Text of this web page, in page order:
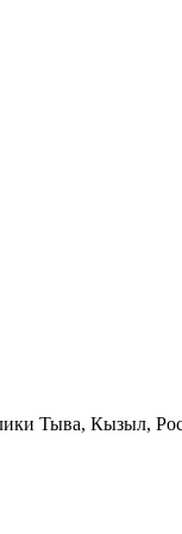
Тыва, Кызыл,